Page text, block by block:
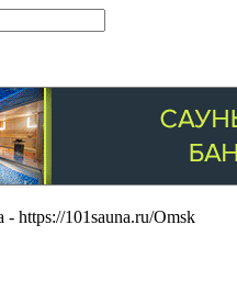
https://101sauna.ru/Omsk